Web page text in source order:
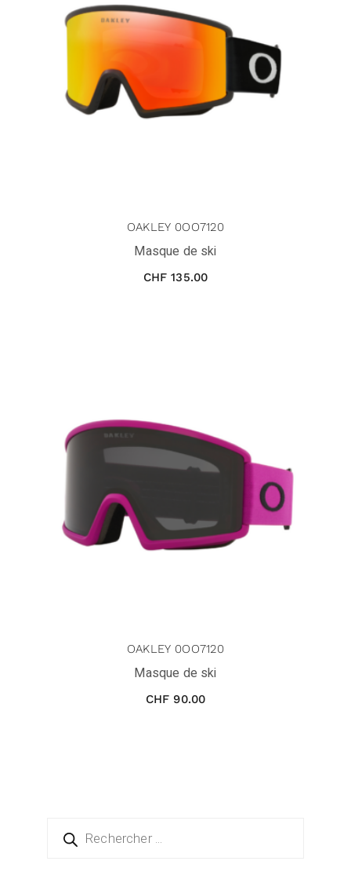
OAKLEY 0OO7120
Masque de ski
CHF 135.00
OAKLEY 0OO7120
Masque de ski
CHF 90.00